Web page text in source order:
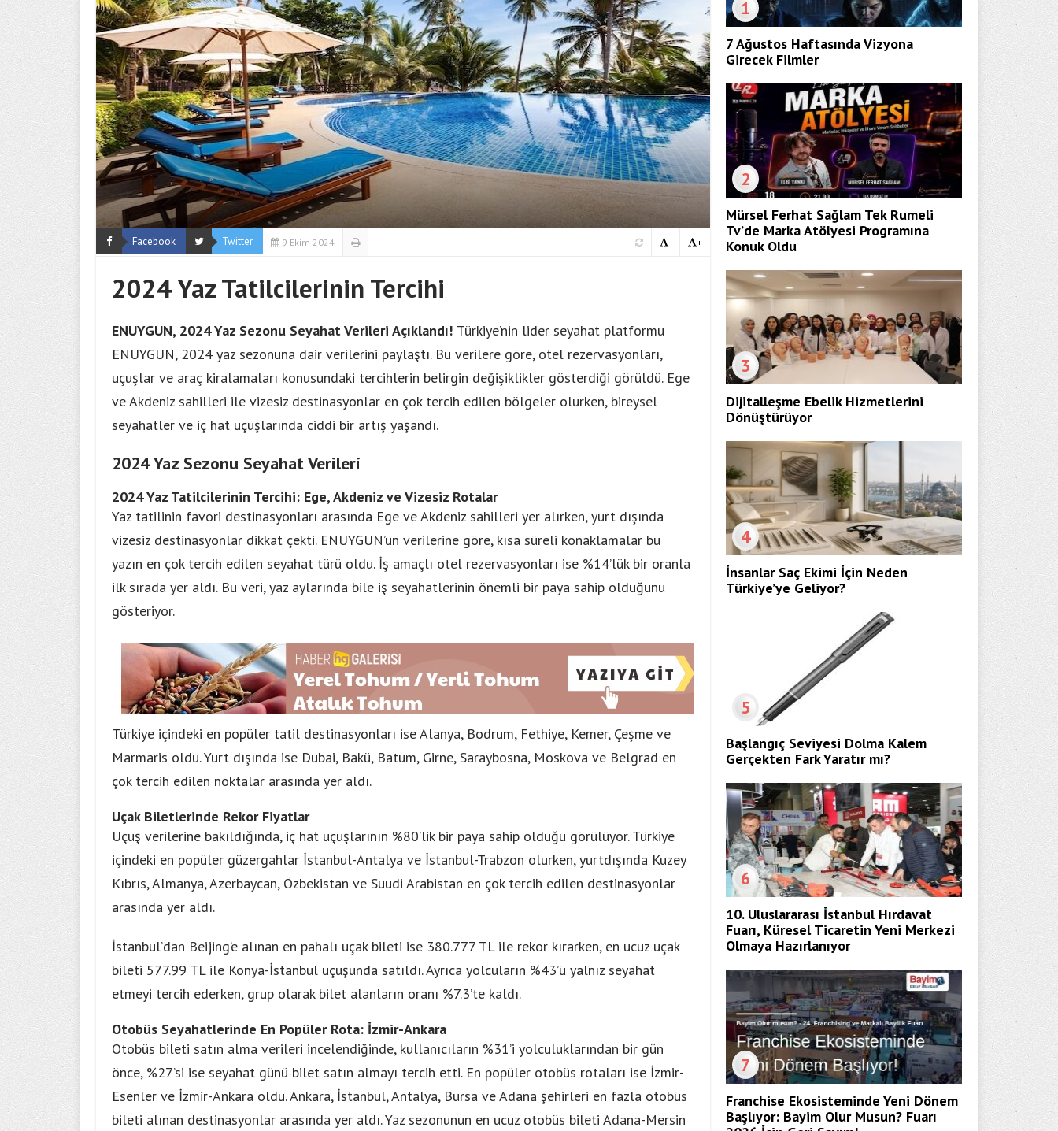
Facebook Twitter 9 Ekim 2024 +
-
2024 Yaz Tatilcilerinin Tercihi
ENUYGUN, 2024 Yaz Sezonu Seyahat Verileri Açıklandı! Türkiye’nin lider seyahat platformu
ENUYGUN, 2024 yaz sezonuna dair verilerini paylaştı. Bu verilere göre, otel rezervasyonları,
uçuşlar ve araç kiralamaları konusundaki tercihlerin belirgin değişiklikler gösterdiği görüldü. Ege
ve Akdeniz sahilleri ile vizesiz destinasyonlar en çok tercih edilen bölgeler olurken, bireysel
seyahatler ve iç hat uçuşlarında ciddi bir artış yaşandı.
2024 Yaz Sezonu Seyahat Verileri
2024 Yaz Tatilcilerinin Tercihi: Ege, Akdeniz ve Vizesiz Rotalar
Yaz tatilinin favori destinasyonları arasında Ege ve Akdeniz sahilleri yer alırken, yurt dışında
vizesiz destinasyonlar dikkat çekti. ENUYGUN’un verilerine göre, kısa süreli konaklamalar bu
yazın en çok tercih edilen seyahat türü oldu. İş amaçlı otel rezervasyonları ise %14’lük bir oranla
ilk sırada yer aldı. Bu veri, yaz aylarında bile iş seyahatlerinin önemli bir paya sahip olduğunu
gösteriyor.
Türkiye içindeki en popüler tatil destinasyonları ise Alanya, Bodrum, Fethiye, Kemer, Çeşme ve
Marmaris oldu. Yurt dışında ise Dubai, Bakü, Batum, Girne, Saraybosna, Moskova ve Belgrad en
çok tercih edilen noktalar arasında yer aldı.
Uçak Biletlerinde Rekor Fiyatlar
Uçuş verilerine bakıldığında, iç hat uçuşlarının %80’lik bir paya sahip olduğu görülüyor. Türkiye
içindeki en popüler güzergahlar İstanbul-Antalya ve İstanbul-Trabzon olurken, yurtdışında Kuzey
Kıbrıs, Almanya, Azerbaycan, Özbekistan ve Suudi Arabistan en çok tercih edilen destinasyonlar
arasında yer aldı.
İstanbul’dan Beijing’e alınan en pahalı uçak bileti ise 380.777 TL ile rekor kırarken, en ucuz uçak
bileti 577.99 TL ile Konya-İstanbul uçuşunda satıldı. Ayrıca yolcuların %43’ü yalnız seyahat
etmeyi tercih ederken, grup olarak bilet alanların oranı %7.3’te kaldı.
Otobüs Seyahatlerinde En Popüler Rota: İzmir-Ankara
Otobüs bileti satın alma verileri incelendiğinde, kullanıcıların %31’i yolculuklarından bir gün
önce, %27’si ise seyahat günü bilet satın almayı tercih etti. En popüler otobüs rotaları ise İzmir-
Esenler ve İzmir-Ankara oldu. Ankara, İstanbul, Antalya, Bursa ve Adana şehirleri en fazla otobüs
bileti alınan destinasyonlar arasında yer aldı. Yaz sezonunun en ucuz otobüs bileti Adana-Mersin
1
7 Ağustos Haftasında Vizyona
Girecek Filmler
2
Mürsel Ferhat Sağlam Tek Rumeli
Tv’de Marka Atölyesi Programına
Konuk Oldu
3
Dijitalleşme Ebelik Hizmetlerini
Dönüştürüyor
4
İnsanlar Saç Ekimi İçin Neden
Türkiye’ye Geliyor?
5
Başlangıç Seviyesi Dolma Kalem
Gerçekten Fark Yaratır mı?
6
10. Uluslararası İstanbul Hırdavat
Fuarı, Küresel Ticaretin Yeni Merkezi
Olmaya Hazırlanıyor
7
Franchise Ekosisteminde Yeni Dönem
Başlıyor: Bayim Olur Musun? Fuarı